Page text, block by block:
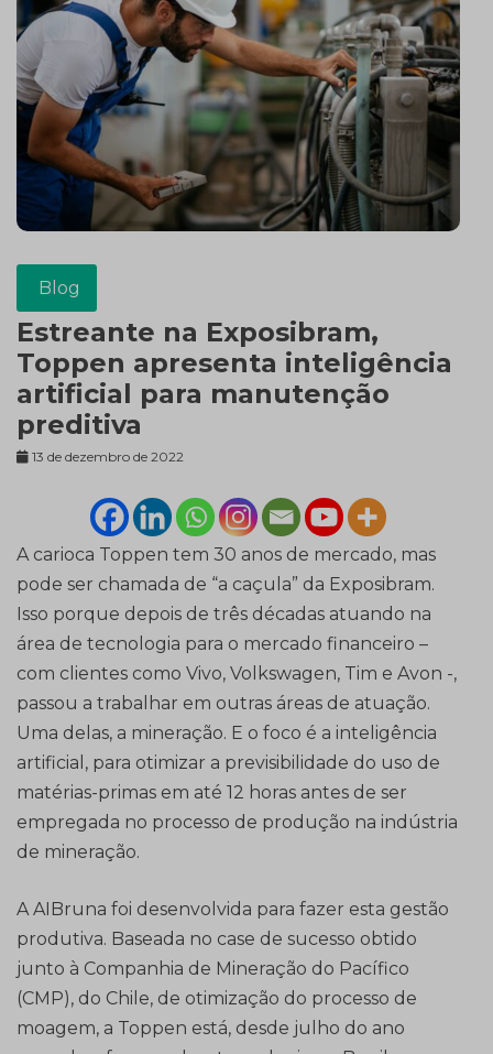
Blog
Estreante na Exposibram,
Toppen apresenta inteligência
artificial para manutenção
preditiva
13 de dezembro de 2022
A carioca Toppen tem 30 anos de mercado, mas
pode ser chamada de “a caçula” da Exposibram.
Isso porque depois de três décadas atuando na
área de tecnologia para o mercado financeiro –
com clientes como Vivo, Volkswagen, Tim e Avon -,
passou a trabalhar em outras áreas de atuação.
Uma delas, a mineração. E o foco é a inteligência
artificial, para otimizar a previsibilidade do uso de
matérias-primas em até 12 horas antes de ser
empregada no processo de produção na indústria
de mineração.
A AIBruna foi desenvolvida para fazer esta gestão
produtiva. Baseada no case de sucesso obtido
junto à Companhia de Mineração do Pacífico
(CMP), do Chile, de otimização do processo de
moagem, a Toppen está, desde julho do ano